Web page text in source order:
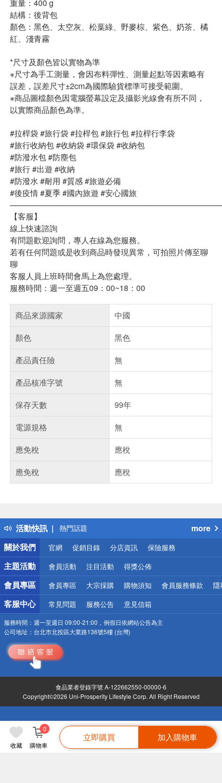
收藏 購物車
0
立即購買 加入購物車
重量：400 g
結構：後背包
顏色：黑色、太空灰、松葉綠、野麥棕、紫色、奶茶、橘
紅、淺青霧
*尺寸及顏色皆以實物為準
※尺寸為手工測量，會因布料彈性、測量起點等因素略有
誤差，誤差尺寸±2cm為國際驗貨標準可接受範圍。
※商品圖檔顏色因電腦螢幕設定及攝影光線會有所不同，
以實際商品顏色為準。
#拉桿袋 #旅行袋 #拉桿包 #旅行包 #拉桿行李袋
#旅行收納包 #收納袋 #環保袋 #收納包
#防潑水包 #防塵包
#旅行 #出遊 #收納
#防潑水 #耐用 #質感 #旅遊必備
#後疫情 #夏季 #國內旅遊 #安心國旅
【客服】
線上快速諮詢
有問題歡迎詢問，專人在線為您服務。
若有任何問題或是收到商品時發現異常，可拍照片傳至聊
聊
客服人員上班時間會馬上為您處理。
服務時間：週一至週五09：00~18：00
商品來源國家
中國
顏色
黑色
產品責任險
無
產品核准字號
無
保存天數
99年
電源規格
無
應免稅
應稅
應免稅
應稅
活動快訊
得獎公告
熱門話題
銀行優惠
偏遠地區配送
詐騙網頁！請小心！
more
關於我們
官網 促銷目錄 分店資訊 保險服務
主題活動 會員活動 注目活動 得獎公佈
會員專區 會員專區 大宗採購 購物須知 會員服務條款 隱
客服中心 常見問題 服務公告 意見信箱
服務時間： 週一至週日 09:00-21:00，例假日依網站公告為主
公司地址： 台北市北投區大業路136號5樓 (台灣)
食品業者登錄字號 A-122662550-00000-6
Copyright©2026 Uni-Prosperity Lifestyle Corp. All Right Reserved